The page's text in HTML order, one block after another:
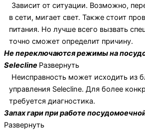
Зависит от ситуации. Возможно,
в сети, мигает свет. Также стоит
питания. Но лучше всего вызвать
точно сможет определит причину.
Не переключаются режимы на
Selecline Развернуть
Неисправность может исходить из
управления Selecline. Для более
требуется диагностика.
Запах гари при работе
Развернуть